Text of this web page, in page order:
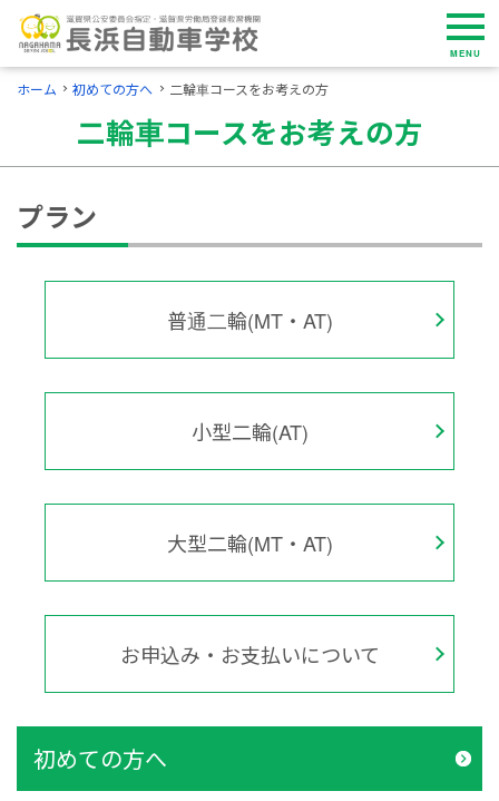
MENU
ホーム 初めての方へ 二輪車コースをお考えの方
二輪車コースをお考えの方
プラン
普通二輪(MT・AT)
小型二輪(AT)
大型二輪(MT・AT)
お申込み・お支払いについて
初めての方へ